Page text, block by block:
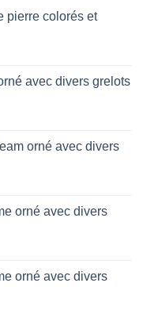
pierre colorés et
avec divers grelots
orné avec divers
orné avec divers
orné avec divers